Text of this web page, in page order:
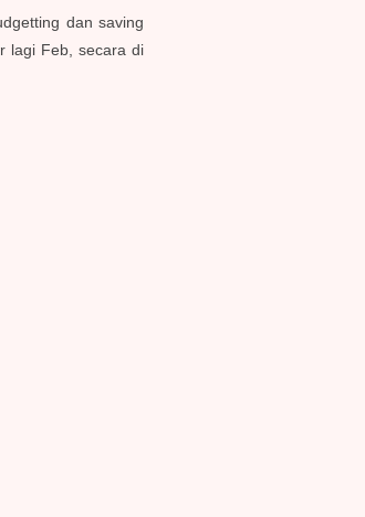
dan saving
lagi Feb, secara di